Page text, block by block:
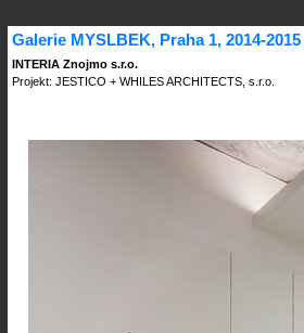
Galerie MYSLBEK, Praha 1, 2014-2015
INTERIA Znojmo s.r.o.
Projekt: JESTICO + WHILES ARCHITECTS, s.r.o.